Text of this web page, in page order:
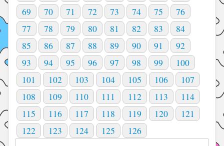
69
70 71 72 73 74 75
76
77
78 79 80 81 82 83
84
85
86 87 88 89 90 91
92
93
94 95 96 97 98 99
100
101
102 103 104 105 106
107
108
109 110 111 112 113
114
115
116 117 118 119 120
121
122
123 124 125 126